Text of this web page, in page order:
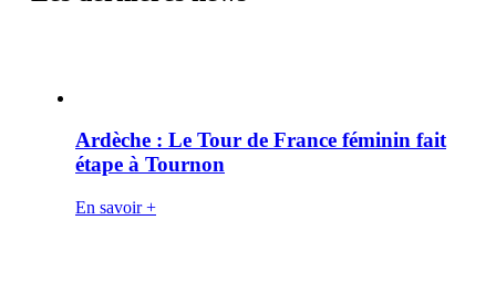
Ardèche : Le Tour de France féminin fait
étape à Tournon
En savoir +